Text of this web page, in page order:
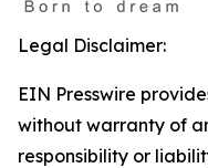
Legal Disclaimer:
EIN Presswire
without warranty of
responsibility or